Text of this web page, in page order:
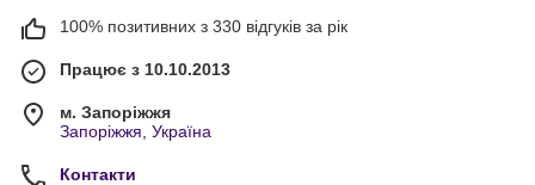
100% позитивних з 330 відгуків за рік
Працює з 10.10.2013
м. Запоріжжя
Запоріжжя, Україна
Контакти